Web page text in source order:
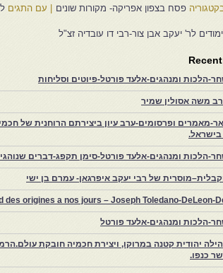
פסח בצפון אפריקה- מקורות שונים עם התגים
לר' יעקב אבן צור-רבי דו עובדיה זצ"ל
הלכות ומנהגים-אלעד פורטל-פיוטים וסליחות
משה אסולין שמיר
מאמרים ופרסומים-ערב עיון ביצירתם הרוחנית של
הלכות ומנהגים-אלעד פורטל-סימן תקפג-דברים
של רבי יעקב איפרגאן- עמרם בן ישי
origines a nos jours – Joseph Toledano-DeLeon-
הלכות ומנהגים-אלעד פורטל
כנפו.